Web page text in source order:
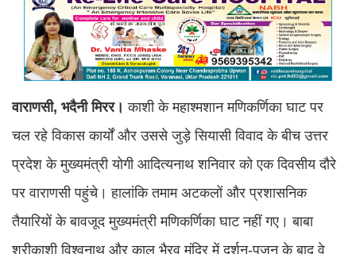
वाराणसी, भदैनी मिरर। काशी के महाश्मशान मणिकर्णिका घाट पर
चल रहे विकास कार्यों और उससे जुड़े सियासी विवाद के बीच उत्तर
प्रदेश के मुख्यमंत्री योगी आदित्यनाथ शनिवार को एक दिवसीय दौरे
पर वाराणसी पहुंचे। हालांकि तमाम अटकलों और प्रशासनिक
तैयारियों के बावजूद मुख्यमंत्री मणिकर्णिका घाट नहीं गए। बाबा
श्रीकाशी विश्वनाथ और काल भैरव मंदिर में दर्शन-पूजन के बाद वे